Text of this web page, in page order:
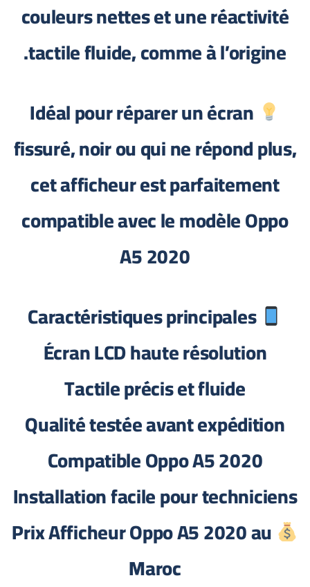
couleurs nettes et une réactivité
tactile fluide, comme à l’origine.
Idéal pour réparer un écran
fissuré, noir ou qui ne répond plus,
cet afficheur est parfaitement
compatible avec le modèle Oppo
A5 2020
Caractéristiques principales
Écran LCD haute résolution
Tactile précis et fluide
Qualité testée avant expédition
Compatible Oppo A5 2020
Installation facile pour techniciens
Prix Afficheur Oppo A5 2020 au
Maroc